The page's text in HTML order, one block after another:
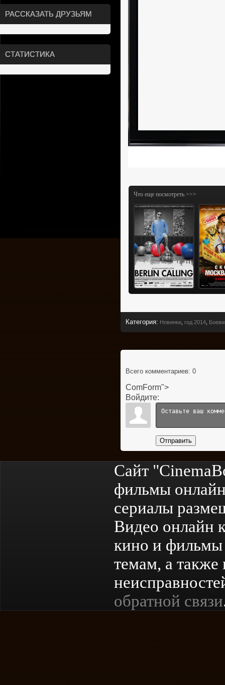
РАССКАЗАТЬ ДРУЗЬЯМ
СТАТИСТИКА
Что еще посмотреть >>>
Категория: Новинки год 2014
Всего комментариев: 0
ComForm">
Войдите:
Отправить
Сайт
фильмы
сериалы
Видео онлайн
кино и
темам, а
обратной связи